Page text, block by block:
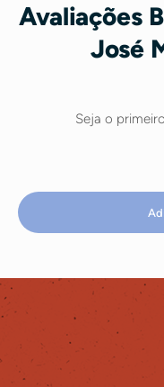
Avaliações
José
Seja o